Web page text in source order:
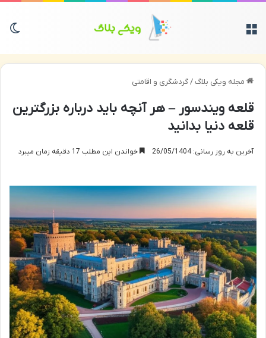
مجله ویکی بلاگ/گردشگری و اقامتی
قلعه ویندسور – هر آنچه باید درباره بزرگترین
قلعه دنیا بدانید
آخرین به روز رسانی: 26/05/1404 خواندن این مطلب 17 دقیقه زمان میبرد